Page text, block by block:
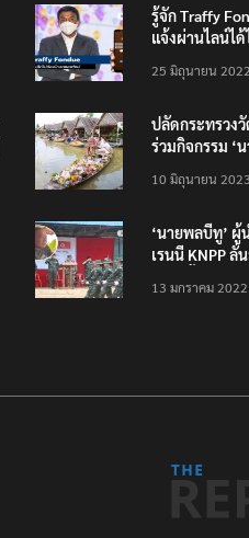
รู้จัก Traffy
แจ้งผ่านไลน์ไ
ทั่วไทย ไม่ใช่แค่
25 มิถุนายน 2022
ปลัดกระทรวง
ร่วมกิจกรรม ‘น
ตักบาตรทางน้ำ
10 มิถุนายน 2023
‘นายพลบีทู’ ผู้
เรนนี KNPP ลั่
ประชาชนต้องช
13 มกราคม 2022